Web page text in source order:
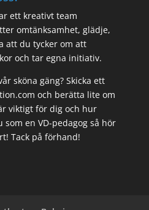
ett kreativt team
omtänksamhet, glädje,
att du tycker om att
och tar egna initiativ.
sköna gäng? Skicka ett
och berätta lite om
viktigt för dig och hur
en VD-pedagog så hör
Tack på förhand!